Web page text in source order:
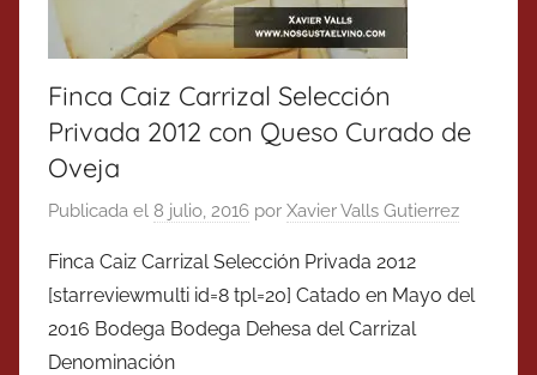
Finca Caiz Carrizal Selección
Privada 2012 con Queso Curado de
Oveja
Publicada el 8 julio, 2016 por Xavier Valls Gutierrez
Finca Caiz Carrizal Selección Privada 2012
[starreviewmulti id=8 tpl=20] Catado en Mayo del
2016 Bodega Bodega Dehesa del Carrizal
Denominación